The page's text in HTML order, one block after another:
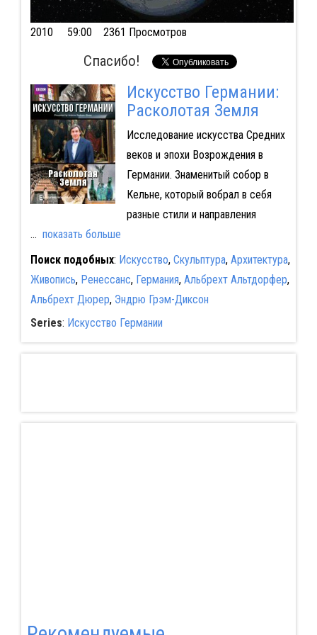
2010 59:00 2361 Просмотров
Спасибо!
Искусство Германии:
Расколотая Земля
Исследование искусства Средних
веков и эпохи Возрождения в
Германии. Знаменитый собор в
Кельне, который вобрал в себя
разные стили и направления
... показать больше
Поиск подобных: Искусство, Скульптура, Архитектура,
Живопись, Ренессанс, Германия, Альбрехт Альтдорфер,
Альбрехт Дюрер, Эндрю Грэм-Диксон
Series: Искусство Германии